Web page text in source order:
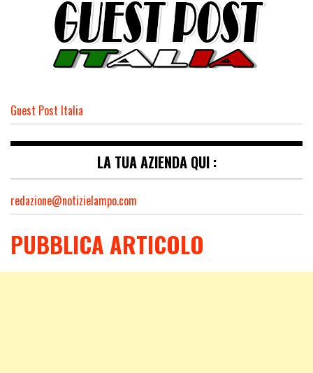
Guest Post Italia
LA TUA AZIENDA QUI :
redazione@notizielampo.com
PUBBLICA ARTICOLO